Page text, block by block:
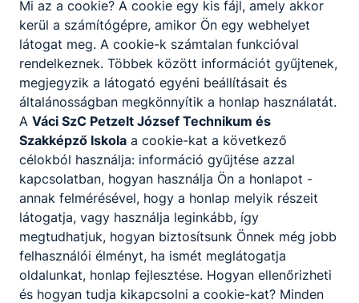
Központi
email cím:
info@petzeltj.hu
Tevékenységre, működésre vonatkozó adatok
Gazdálkodási adatok
Mi az a cookie? A cookie egy kis fájl, amely akkor
kerül a számítógépre, amikor Ön egy webhelyet
látogat meg. A cookie-k számtalan funkcióval
rendelkeznek. Többek között információt gyűjtenek,
megjegyzik a látogató egyéni beállításait és
általánosságban megkönnyítik a honlap használatát.
A Váci SzC Petzelt József Technikum és
Szakképző Iskola a cookie-kat a következő
célokból használja: információ gyűjtése azzal
kapcsolatban, hogyan használja Ön a honlapot -
annak felmérésével, hogy a honlap melyik részeit
látogatja, vagy használja leginkább, így
megtudhatjuk, hogyan biztosítsunk Önnek még jobb
felhasználói élményt, ha ismét meglátogatja
oldalunkat, honlap fejlesztése. Hogyan ellenőrizheti
és hogyan tudja kikapcsolni a cookie-kat? Minden